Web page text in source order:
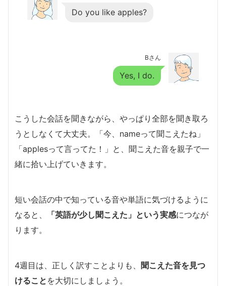
Do you like apples?
Bさん
Yes, I do.
こうした会話を聞きながら、やっぱり全部を聞き取ろ
うとしなくて大丈夫。「今、nameって聞こえたね」
「applesって言ってた！」と、聞こえた音を親子で一
緒に拾い上げていきます。
短い会話の中で知っている音や単語に気づけるように
なると、
「英語が少し聞こえた」という実感につなが
ります。
4週目は、正しく訳すことよりも、 聞こえた音を見つ
けること を大切にしましょう。